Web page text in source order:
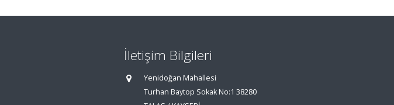
İletişim Bilgileri
Yenidoğan Mahallesi
Turhan Baytop Sokak No:1 38280